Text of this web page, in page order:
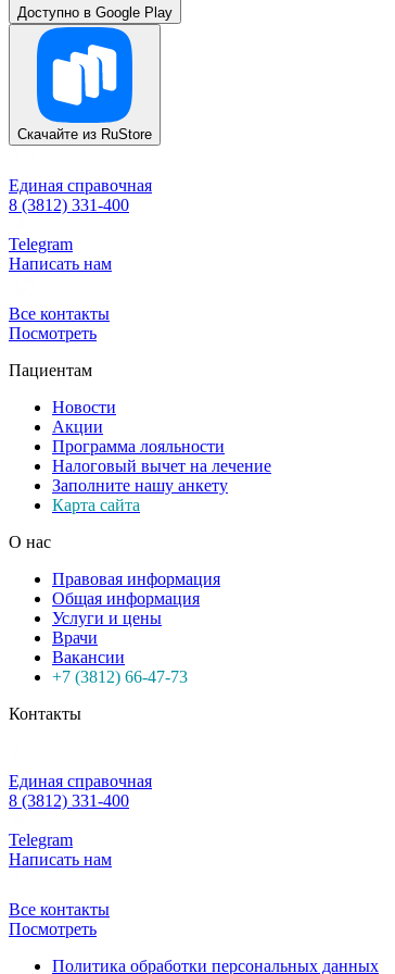
Доступно в Google Play
Скачайте из RuStore
Единая справочная
8 (3812) 331-400
Telegram
Написать нам
Все контакты
Посмотреть
Пациентам
Новости
Акции
Программа лояльности
Налоговый вычет на лечение
Заполните нашу анкету
Карта сайта
О нас
Правовая информация
Общая информация
Услуги и цены
Врачи
Вакансии
+7 (3812) 66-47-73
Контакты
Единая справочная
8 (3812) 331-400
Telegram
Написать нам
Все контакты
Посмотреть
Политика обработки персональных данных